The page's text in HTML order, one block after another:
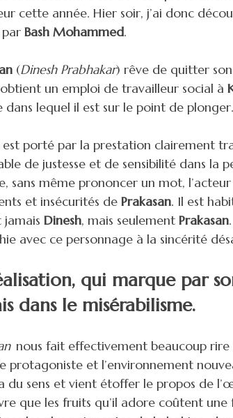
cette année. Hier soir, j’ai donc
Bash Mohammed.
(Dinesh Prabhakar) rêve de quitter
un emploi de travailleur social à
dans lequel il est sur le point de
est porté par la prestation clairement
de justesse et de sensibilité dans la
sans même prononcer un mot,
et insécurités de Prakasan. Il est
Dinesh, mais seulement Prakasan
avec ce personnage à la sincérité
qui marque par
dans le misérabilisme.
nous fait effectivement beaucoup
protagoniste et l’environnement
du sens et vient étoffer le propos de
que les fruits qu’il adore coûtent